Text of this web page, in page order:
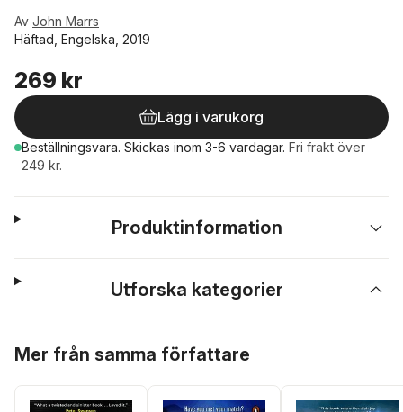
Av John Marrs
Häftad, Engelska, 2019
269 kr
Lägg i varukorg
Beställningsvara. Skickas inom 3-6 vardagar. Fri frakt över
249 kr.
Produktinformation
Utforska kategorier
Mer från samma författare